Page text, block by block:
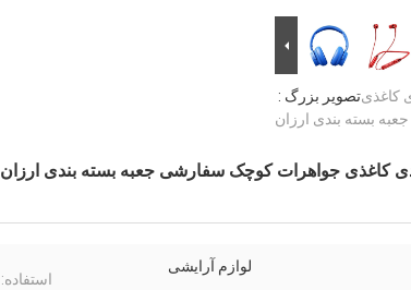
تصویر بزرگ :کاغذی
بسته بندی ارزان
کاغذی جواهرات کوچک سفارشی جعبه بسته بندی ارزان
لوازم آرایشی
استفاده: